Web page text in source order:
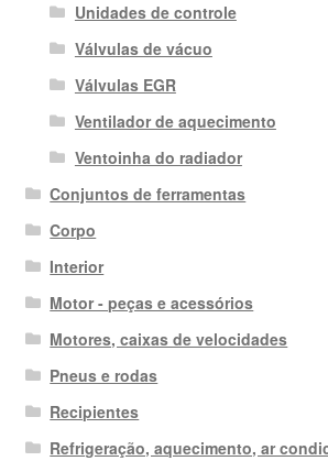
Unidades de controle
Válvulas de vácuo
Válvulas EGR
Ventilador de aquecimento
Ventoinha do radiador
Conjuntos de ferramentas
Corpo
Interior
Motor - peças e acessórios
Motores, caixas de velocidades
Pneus e rodas
Recipientes
Refrigeração, aquecimento, ar